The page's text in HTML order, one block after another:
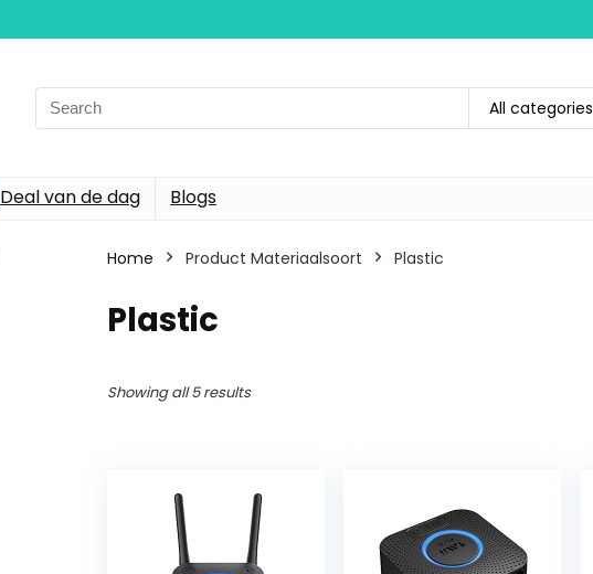
Search
for:
All categories
Deal van de dag Blogs
Home Product Materiaalsoort Plastic
Plastic
Showing all 5 results